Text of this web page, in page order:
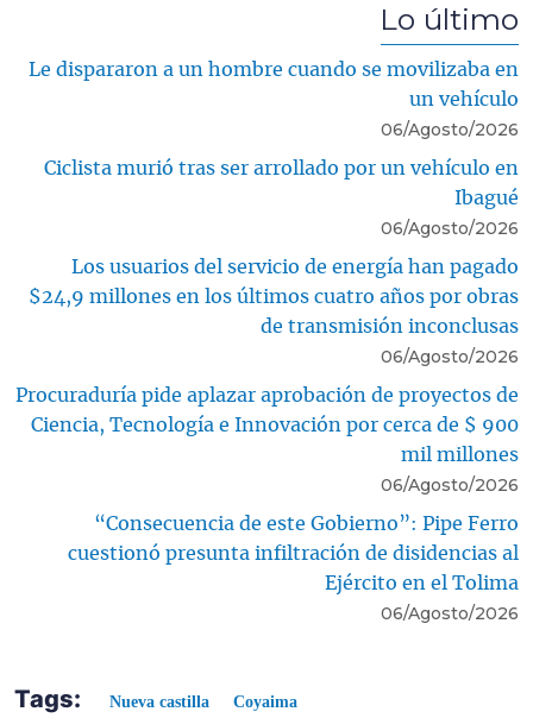
Lo último
Le dispararon a un hombre cuando se movilizaba en
un vehículo
06/Agosto/2026
Ciclista murió tras ser arrollado por un vehículo en
Ibagué
06/Agosto/2026
Los usuarios del servicio de energía han pagado
$24,9 millones en los últimos cuatro años por obras
de transmisión inconclusas
06/Agosto/2026
Procuraduría pide aplazar aprobación de proyectos de
Ciencia, Tecnología e Innovación por cerca de $ 900
mil millones
06/Agosto/2026
“Consecuencia de este Gobierno”: Pipe Ferro
cuestionó presunta infiltración de disidencias al
Ejército en el Tolima
06/Agosto/2026
Tags: Nueva castilla Coyaima